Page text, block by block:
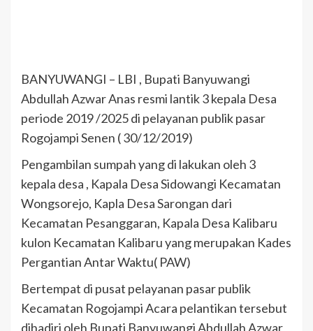
BANYUWANGI – LBI , Bupati Banyuwangi
Abdullah Azwar Anas resmi lantik 3 kepala Desa
periode 2019 /2025 di pelayanan publik pasar
Rogojampi Senen ( 30/12/2019)
Pengambilan sumpah yang di lakukan oleh 3
kepala desa , Kapala Desa Sidowangi Kecamatan
Wongsorejo, Kapla Desa Sarongan dari
Kecamatan Pesanggaran, Kapala Desa Kalibaru
kulon Kecamatan Kalibaru yang merupakan Kades
Pergantian Antar Waktu( PAW)
Bertempat di pusat pelayanan pasar publik
Kecamatan Rogojampi Acara pelantikan tersebut
dihadiri oleh Bupati Banyuwangi Abdullah Azwar